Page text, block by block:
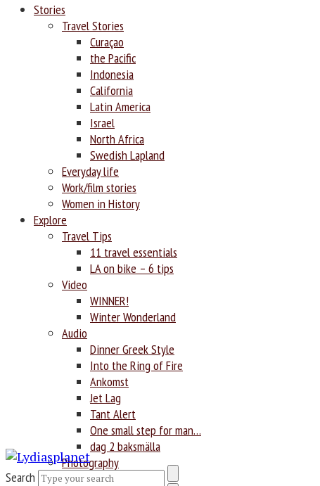
Stories
Travel Stories
Curaçao
the Pacific
Indonesia
California
Latin America
Israel
North Africa
Swedish Lapland
Everyday life
Work/film stories
Women in History
Explore
Travel Tips
11 travel essentials
LA on bike – 6 tips
Video
WINNER!
Winter Wonderland
Audio
Dinner Greek Style
Into the Ring of Fire
Ankomst
Jet Lag
Tant Alert
One small step for man…
dag 2 baksmälla
Photography
Search